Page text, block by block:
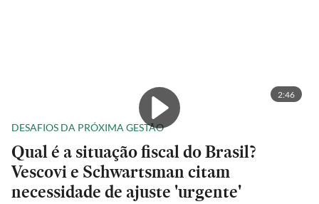
2:46
DESAFIOS DA PRÓXIMA GESTÃO
Qual é a situação fiscal do Brasil?
Vescovi e Schwartsman citam
necessidade de ajuste 'urgente'